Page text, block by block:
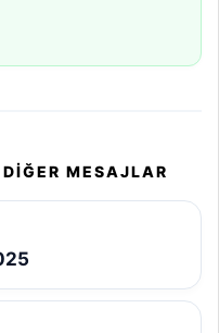
MESAJLAR